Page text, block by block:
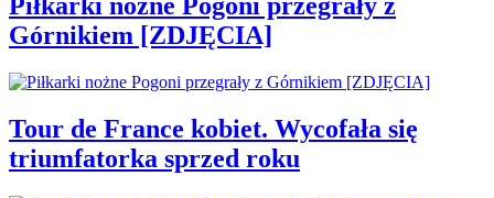
Piłkarki nożne Pogoni przegrały z
Górnikiem [ZDJĘCIA]
Tour de France kobiet. Wycofała się
triumfatorka sprzed roku